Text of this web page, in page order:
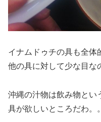
イナムドゥチの具も全体
他の具に対して少な目な
沖縄の汁物は飲み物とい
具が欲しいところだわ。